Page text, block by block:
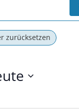
zurücksetzen